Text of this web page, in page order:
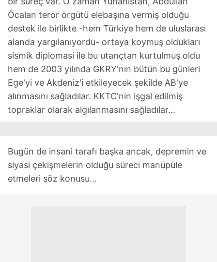
Öcalan terör örgütü elebaşına vermiş olduğu
destek ile birlikte -hem Türkiye hem de uluslarası
alanda yargılanıyordu- ortaya koymuş oldukları
sismik diplomasi ile bu utançtan kurtulmuş oldu
hem de 2003 yılında GKRY'nin bütün bu günleri
Ege'yi ve Akdeniz'i etkileyecek şekilde AB'ye
alınmasını sağladılar. KKTC'nin işgal edilmiş
topraklar olarak algılanmasını sağladılar...
Bugün de insani tarafı başka ancak, depremin ve
siyasi çekişmelerin olduğu süreci manüpüle
etmeleri söz konusu...